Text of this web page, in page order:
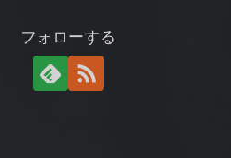
フォローする